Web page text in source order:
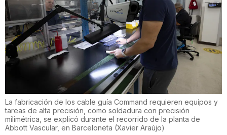
La fabricación de los cable guía Command requieren equipos y
tareas de alta precisión, como soldadura con precisión
milimétrica, se explicó durante el recorrido de la planta de
Abbott Vascular, en Barceloneta (Xavier Araújo)